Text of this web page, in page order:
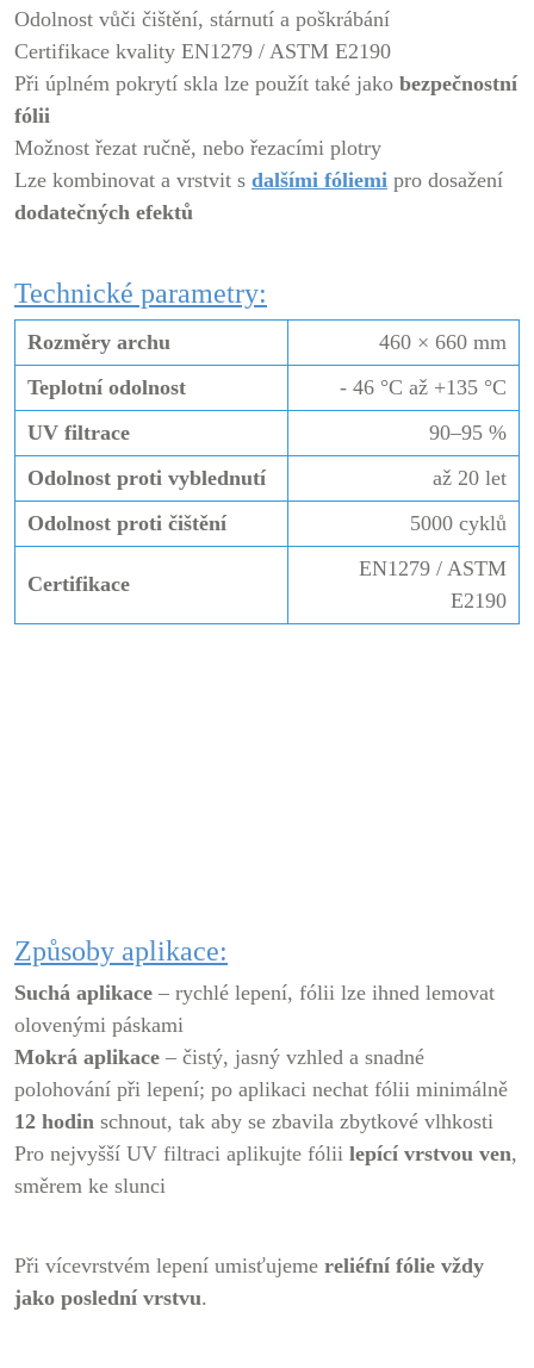
Odolnost vůči čištění, stárnutí a poškrábání
Certifikace kvality EN1279 / ASTM E2190
Při úplném pokrytí skla lze použít také jako bezpečnostní
fólii
Možnost řezat ručně, nebo řezacími plotry
Lze kombinovat a vrstvit s dalšími fóliemi pro dosažení
dodatečných efektů
Technické parametry:
Rozměry archu
460 × 660 mm
Teplotní odolnost
- 46 °C až +135 °C
UV filtrace
90–95 %
Odolnost proti vyblednutí
až 20 let
Odolnost proti čištění
5000 cyklů
Certifikace
EN1279 / ASTM
E2190
Způsoby aplikace:
Suchá aplikace – rychlé lepení, fólii lze ihned lemovat
olovenými páskami
Mokrá aplikace – čistý, jasný vzhled a snadné
polohování při lepení; po aplikaci nechat fólii minimálně
12 hodin schnout, tak aby se zbavila zbytkové vlhkosti
Pro nejvyšší UV filtraci aplikujte fólii lepící vrstvou ven,
směrem ke slunci
Při vícevrstvém lepení umisťujeme reliéfní fólie vždy
jako poslední vrstvu.